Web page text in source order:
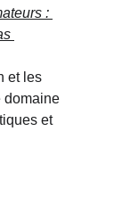
:
et les
domaine
et